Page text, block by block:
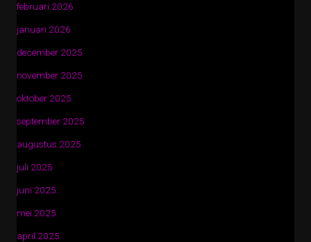
februari 2026
januari 2026
december 2025
november 2025
oktober 2025
september 2025
augustus 2025
juli 2025
juni 2025
mei 2025
april 2025